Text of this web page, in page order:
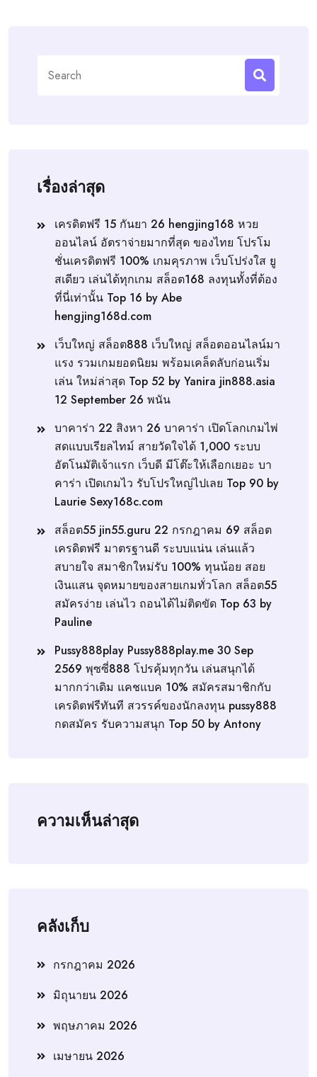
for:
เรื่องล่าสุด
เครดิตฟรี 15 กันยา 26 hengjing168 หวย
ออนไลน์ อัตราจ่ายมากที่สุด ของไทย โปรโม
ชั่นเครดิตฟรี 100% เกมคุรภาพ เว็บโปร่งใส ยู
สเดียว เล่นได้ทุกเกม สล็อต168 ลงทุนทั้งที่ต้อง
ที่นี่เท่านั้น Top 16 by Abe
hengjing168d.com
เว็บใหญ่ สล็อต888 เว็บใหญ่ สล็อตออนไลน์มา
แรง รวมเกมยอดนิยม พร้อมเคล็ดลับก่อนเริ่ม
เล่น ใหม่ล่าสุด Top 52 by Yanira jin888.asia
12 September 26 พนัน
บาคาร่า 22 สิงหา 26 บาคาร่า เปิดโลกเกมไพ่
สดแบบเรียลไทม์ สายวัดใจได้ 1,000 ระบบ
อัตโนมัติเจ้าแรก เว็บดี มีโต๊ะให้เลือกเยอะ บา
คาร่า เปิดเกมไว รับโปรใหญ่ไปเลย Top 90 by
Laurie Sexy168c.com
สล็อต55 jin55.guru 22 กรกฎาคม 69 สล็อต
เครดิตฟรี มาตรฐานดี ระบบแน่น เล่นแล้ว
สบายใจ สมาชิกใหม่รับ 100% ทุนน้อย สอย
เงินแสน จุดหมายของสายเกมทั่วโลก สล็อต55
สมัครง่าย เล่นไว ถอนได้ไม่ติดขัด Top 63 by
Pauline
Pussy888play Pussy888play.me 30 Sep
2569 พุซซี่888 โปรคุ้มทุกวัน เล่นสนุกได้
มากกว่าเดิม แคชแบค 10% สมัครสมาชิกกับ
เครดิตฟรีทันที สวรรค์ของนักลงทุน pussy888
กดสมัคร รับความสนุก Top 50 by Antony
ความเห็นล่าสุด
คลังเก็บ
กรกฎาคม 2026
มิถุนายน 2026
พฤษภาคม 2026
เมษายน 2026